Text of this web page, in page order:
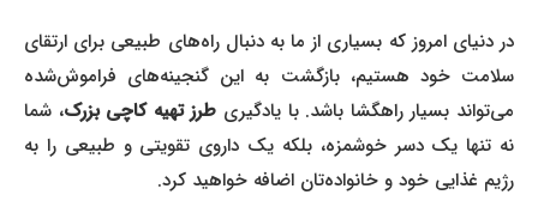
در دنیای امروز که بسیاری از ما به دنبال راه‌های طبیعی برای ارتقای
سلامت خود هستیم، بازگشت به این گنجینه‌های فراموش‌شده
می‌تواند بسیار راهگشا باشد. با یادگیریطرز تهیه کاچی بزرک، شما
نه تنها یک دسر خوشمزه، بلکه یک داروی تقویتی و طبیعی را به
رژیم غذایی خود و خانواده‌تان اضافه خواهید کرد.